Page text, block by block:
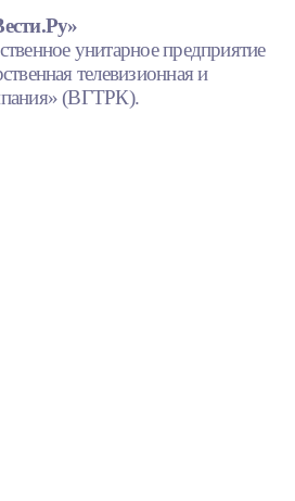
унитарное предприятие
телевизионная и
(ВГТРК).